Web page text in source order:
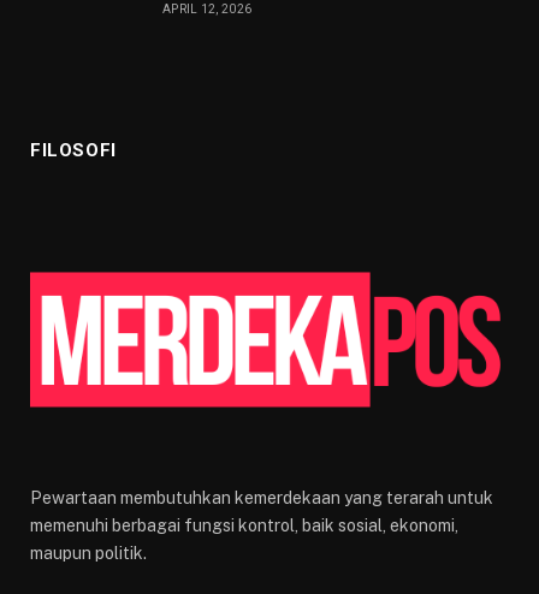
APRIL 12, 2026
FILOSOFI
Pewartaan membutuhkan kemerdekaan yang terarah untuk
memenuhi berbagai fungsi kontrol, baik sosial, ekonomi,
maupun politik.